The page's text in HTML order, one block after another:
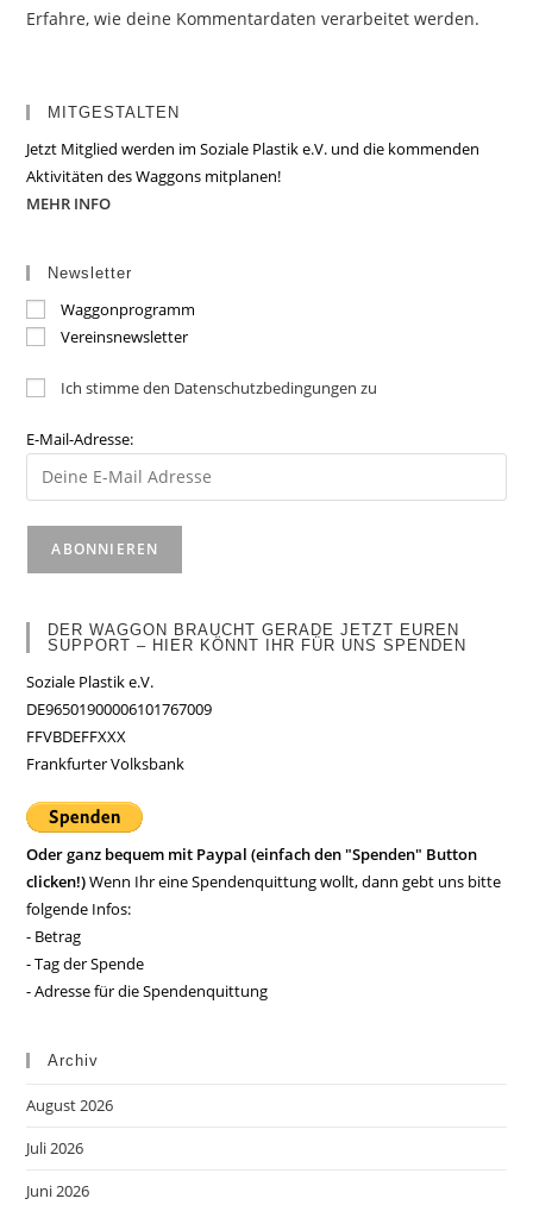
Erfahre, wie deine Kommentardaten verarbeitet werden.
MITGESTALTEN
Jetzt Mitglied werden im Soziale Plastik e.V. und die kommenden
Aktivitäten des Waggons mitplanen!
MEHR INFO
Newsletter
Waggonprogramm
Vereinsnewsletter
Ich stimme den Datenschutzbedingungen zu
E-Mail-Adresse:
DER WAGGON BRAUCHT GERADE JETZT EUREN
SUPPORT – HIER KÖNNT IHR FÜR UNS SPENDEN
Soziale Plastik e.V.
DE96501900006101767009
FFVBDEFFXXX
Frankfurter Volksbank
Oder ganz bequem mit Paypal (einfach den "Spenden" Button
clicken!)Wenn Ihr eine Spendenquittung wollt, dann gebt uns bitte
folgende Infos:
- Betrag
- Tag der Spende
- Adresse für die Spendenquittung
Archiv
August 2026
Juli 2026
Juni 2026